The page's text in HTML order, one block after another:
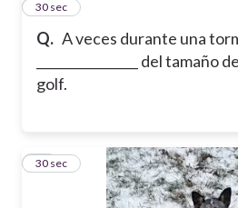
Q. A veces durante una
________________ del
golf.
27
30 sec
28
30 sec